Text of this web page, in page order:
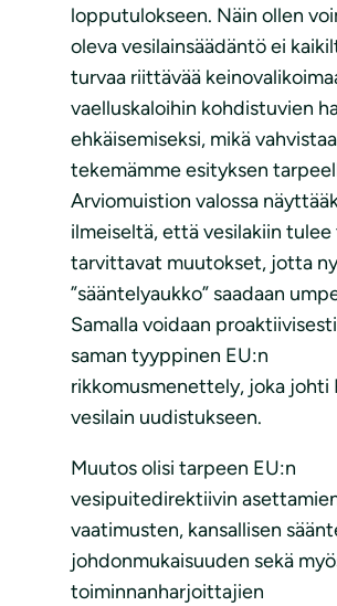
lopputulokseen. Näin ollen
oleva vesilainsäädäntö ei
turvaa riittävää
vaelluskaloihin kohdistuvien
ehkäisemiseksi, mikä vahvistaa
tekemämme esityksen
Arviomuistion valossa
ilmeiseltä, että vesilakiin
tarvittavat muutokset, jotta
”sääntelyaukko” saadaan
Samalla voidaan
saman tyyppinen EU:n
rikkomusmenettely, joka johti
vesilain uudistukseen.
Muutos olisi tarpeen EU:n
vesipuitedirektiivin
vaatimusten, kansallisen
johdonmukaisuuden sekä
toiminnanharjoittajien